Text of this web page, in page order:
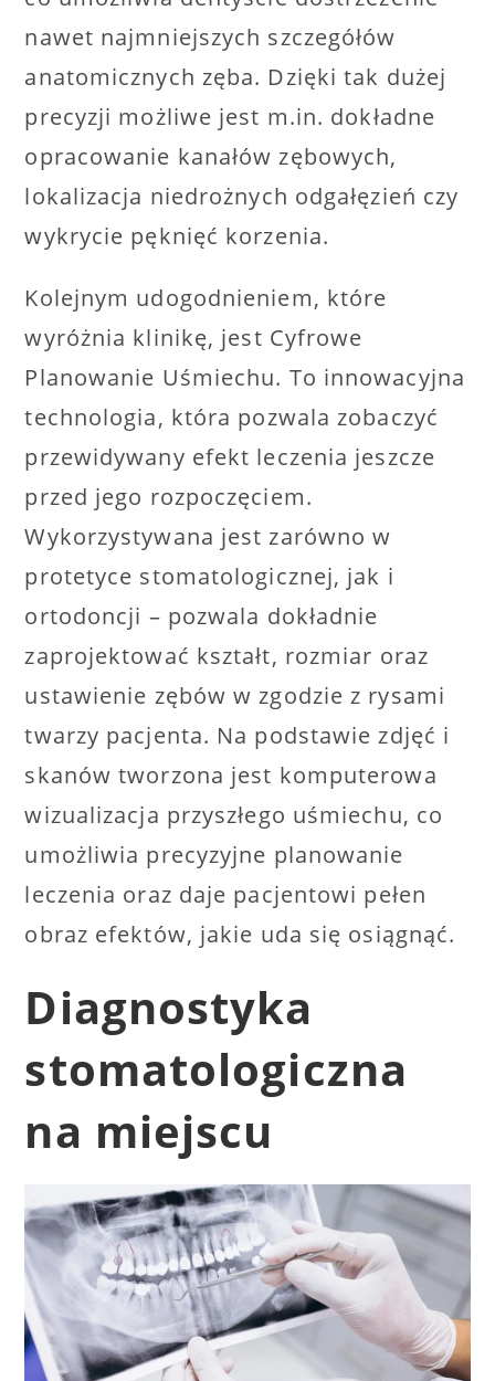
nawet najmniejszych szczegółów
anatomicznych zęba. Dzięki tak dużej
precyzji możliwe jest m.in. dokładne
opracowanie kanałów zębowych,
lokalizacja niedrożnych odgałęzień czy
wykrycie pęknięć korzenia.
Kolejnym udogodnieniem, które
wyróżnia klinikę, jest Cyfrowe
Planowanie Uśmiechu. To innowacyjna
technologia, która pozwala zobaczyć
przewidywany efekt leczenia jeszcze
przed jego rozpoczęciem.
Wykorzystywana jest zarówno w
protetyce stomatologicznej, jak i
ortodoncji – pozwala dokładnie
zaprojektować kształt, rozmiar oraz
ustawienie zębów w zgodzie z rysami
twarzy pacjenta. Na podstawie zdjęć i
skanów tworzona jest komputerowa
wizualizacja przyszłego uśmiechu, co
umożliwia precyzyjne planowanie
leczenia oraz daje pacjentowi pełen
obraz efektów, jakie uda się osiągnąć.
Diagnostyka
stomatologiczna
na miejscu